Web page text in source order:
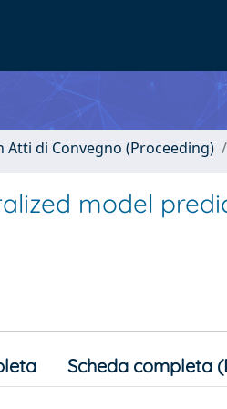
Atti di Convegno (Proceeding)
model
Scheda completa